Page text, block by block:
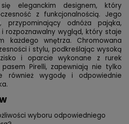
się eleganckim designem, który
z funkcjonalnością. Jego
przypominający odnóża pająka,
rozpoznawalny wygląd, który staje
każdego wnętrza. Chromowana
i stylu, podkreślając wysoką
i oparcie wykonane z rurek
Pirelli, zapewniają nie tylko
również wygodę i odpowiednie
wyboru odpowiedniego